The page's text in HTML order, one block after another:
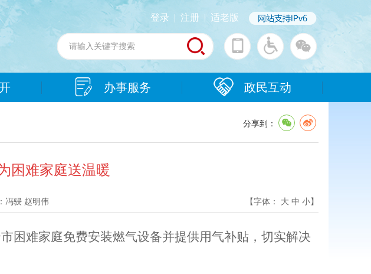
登录 | 注册 | 适老版
办事服务 政民互动
分享到：
困难家庭送温暖
冯骎 赵明伟 【字体： 大 中 小】
困难家庭免费安装燃气设备并提供用气补贴，切实解决